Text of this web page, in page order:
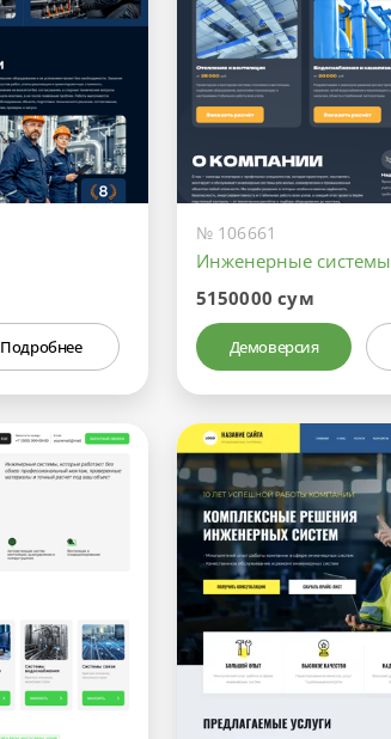
Подробнее
№ 106661
Инженерные системы
5150000 сум
Демоверсия